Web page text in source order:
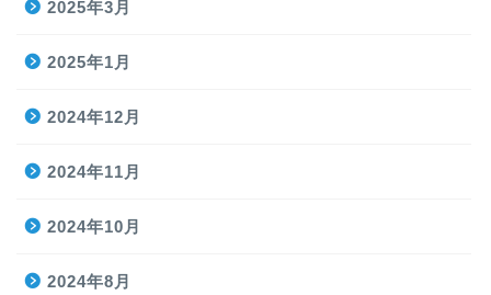
2025年3月
2025年1月
2024年12月
2024年11月
2024年10月
2024年8月